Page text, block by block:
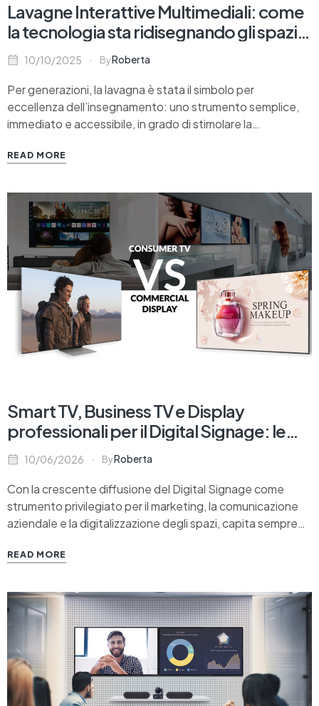
Lavagne Interattive Multimediali: come
la tecnologia sta ridisegnando gli spazi
della didattica
10/10/2025 ByRoberta
Per generazioni, la lavagna è stata il simbolo per
eccellenza dell’insegnamento: uno strumento semplice,
immediato e accessibile, in grado di stimolare la
naturale è rappresentata dalle Lavagne Interattive
analogico con la potenza delle tecnologie…
READ MORE
Smart TV, Business TV e Display
professionali per il Digital Signage: le
differenze da conoscere
10/06/2026 ByRoberta
Con la crescente diffusione del Digital Signage come
strumento privilegiato per il marketing, la comunicazione
aziendale e la digitalizzazione degli spazi, capita sempre
schermi. Non è raro, ad esempio, trovare in vetrina un
domestico, ma…
READ MORE